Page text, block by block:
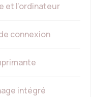
et l’ordinateur
connexion
intégré